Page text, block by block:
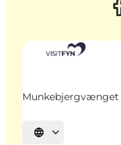
Munkebjergvænget
Vælg sprog